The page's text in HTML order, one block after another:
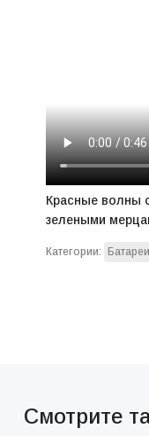
Красные волны
зелеными
Категории:
Смотрите